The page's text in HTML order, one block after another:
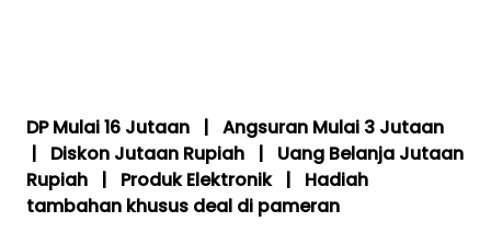
DP Mulai 16 Jutaan | Angsuran Mulai 3 Jutaan
| Diskon Jutaan Rupiah | Uang Belanja Jutaan
Rupiah | Produk Elektronik | Hadiah
tambahan khusus deal di pameran